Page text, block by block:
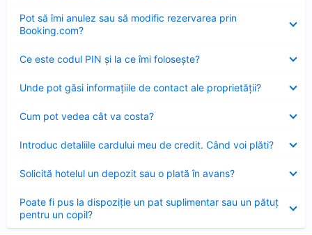
Pot să îmi anulez sau să modific rezervarea prin
Booking.com?
închis
Ce este codul PIN şi la ce îmi foloseşte?
închis
Unde pot găsi informațiile de contact ale proprietății?
închis
Cum pot vedea cât va costa?
închis
Introduc detaliile cardului meu de credit. Când voi plăti?
închis
Solicită hotelul un depozit sau o plată în avans?
închis
Poate fi pus la dispoziție un pat suplimentar sau un pătuț
pentru un copil?
închis